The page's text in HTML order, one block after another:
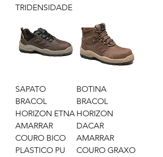
TRIDENSIDADE
SAPATO
BRACOL
HORIZON ETNA
AMARRAR
COURO BICO
PLASTICO PU
BOTINA
BRACOL
HORIZON
DACAR
AMARRAR
COURO GRAXO